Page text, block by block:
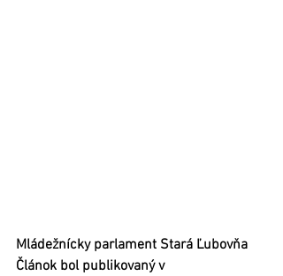
Mládežnícky parlament Stará Ľubovňa
Článok bol publikovaný v